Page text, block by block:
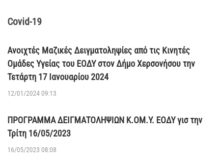
Covid-19
Ανοιχτές Μαζικές Δειγματοληψίες από τις Κινητές
Ομάδες Υγείας του ΕΟΔΥ στον Δήμο Χερσονήσου την
Τετάρτη 17 Ιανουαρίου 2024
12/01/2024 09:13
ΠΡΟΓΡΑΜΜΑ ΔΕΙΓΜΑΤΟΛΗΨΙΩΝ Κ.ΟΜ.Υ. ΕΟΔΥ γισ την
Τρίτη 16/05/2023
16/05/2023 08:08